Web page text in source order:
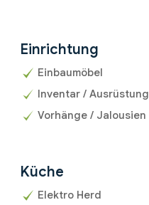
Einrichtung
Einbaumöbel
Inventar / Ausrüstung
Vorhänge / Jalousien
Küche
Elektro Herd